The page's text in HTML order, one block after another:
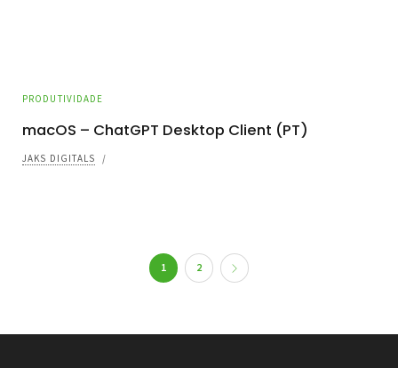
PRODUTIVIDADE
macOS – ChatGPT Desktop Client (PT)
JAKS DIGITALS /
1 2